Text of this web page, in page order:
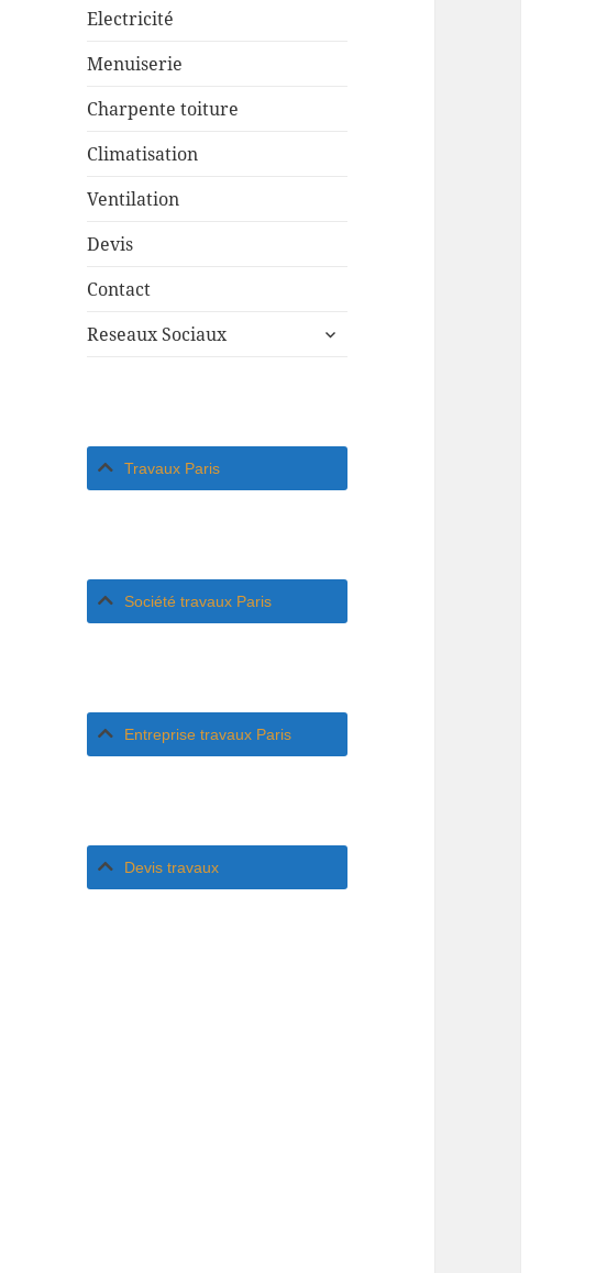
Electricité
Menuiserie
Charpente toiture
Climatisation
Ventilation
Devis
Contact
Reseaux Sociaux
ouvrir
Travaux Paris
Société travaux Paris
Entreprise travaux Paris
Devis travaux